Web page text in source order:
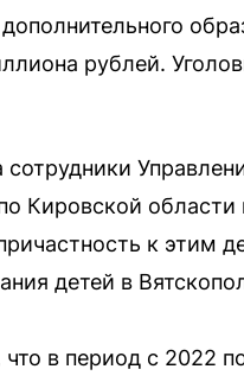
рублей.
Кировской
к этим
детей в
в период с 2022